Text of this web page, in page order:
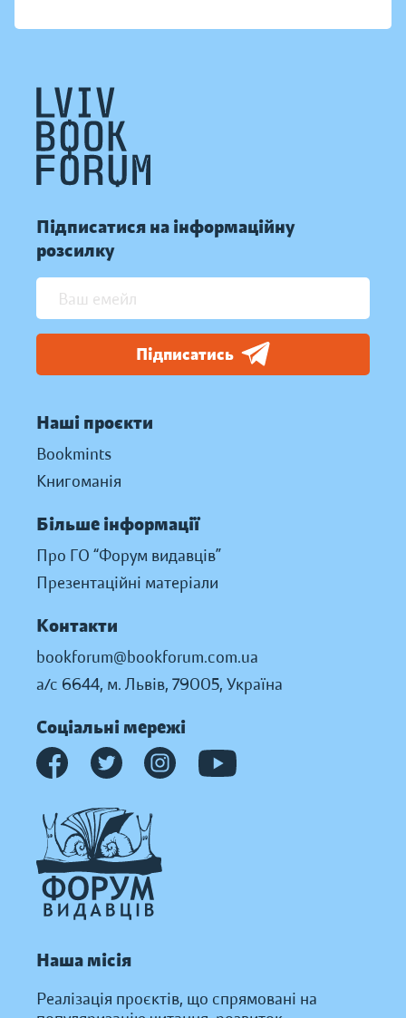
Підписатися на інформаційну
розсилку
Підписатись
Наші проєкти
Bookmints
Книгоманія
Більше інформації
Про ГО “Форум видавців”
Презентаційні матеріали
Контакти
bookforum@bookforum.com.ua
а/с 6644, м. Львів, 79005, Україна
Соціальні мережі
Наша місія
Реалізація проєктів, що спрямовані на